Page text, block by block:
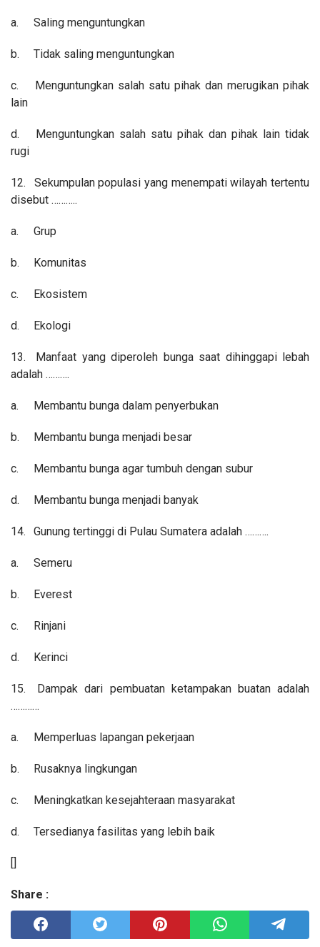
a. Saling menguntungkan
b. Tidak saling menguntungkan
c.
Menguntungkan salah satu pihak dan merugikan pihak
lain
d.
Menguntungkan salah satu pihak dan pihak lain tidak
rugi
12.
Sekumpulan populasi yang menempati wilayah tertentu
disebut ………..
a. Grup
b. Komunitas
c. Ekosistem
d. Ekologi
13.
Manfaat yang diperoleh bunga saat dihinggapi lebah
adalah ……….
a. Membantu bunga dalam penyerbukan
b. Membantu bunga menjadi besar
c. Membantu bunga agar tumbuh dengan subur
d. Membantu bunga menjadi banyak
14. Gunung tertinggi di Pulau Sumatera adalah ……….
a. Semeru
b. Everest
c. Rinjani
d. Kerinci
15.
Dampak dari pembuatan ketampakan buatan adalah
…………
a. Memperluas lapangan pekerjaan
b. Rusaknya lingkungan
c. Meningkatkan kesejahteraan masyarakat
d. Tersedianya fasilitas yang lebih baik
[]
Share :